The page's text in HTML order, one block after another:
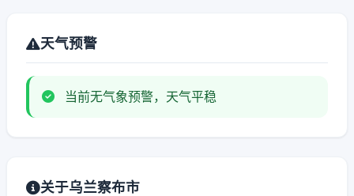
天气预警
当前无气象预警，天气平稳
关于乌兰察布市